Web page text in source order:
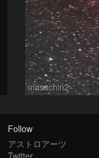
masachin2
Follow
アストロアーツ
Twitter